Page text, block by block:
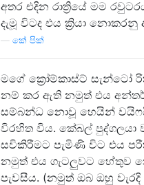
අතර එදින රාත්‍රියේ මම
දැමූ විටද එය ක්‍රියා නොකරනු
කේ පික්
මගේ ක්‍රෝම්කාස්ට් සැන්ටෝ
නම් කර ඇති නමුත් එය
සම්බන්ධ නොවූ හෙයින් වයිෆයි
විරහිත විය. කේබල් පුද්ගලයා
සවිකිරීමට පැමිණි විට එය
නමුත් එය ගැටලුවට හේතුව
පැවසීය. (නමුත් ඔබ ඔහු